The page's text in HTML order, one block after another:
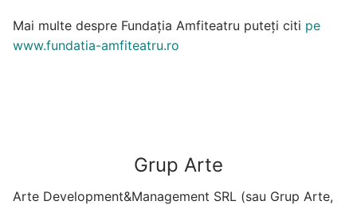
Mai multe despre Fundația Amfiteatru puteți citi pe
www.fundatia-amfiteatru.ro
Grup Arte
Arte Development&Management SRL (sau Grup Arte,